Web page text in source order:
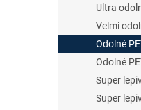
Ultra
Velmi
Odolné
Odolné
Super
Super